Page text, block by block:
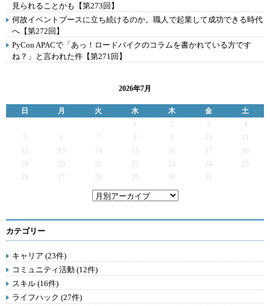
見られることかも【第273回】
何故イベントブースに立ち続けるのか。職人で起業して成功できる時代
へ【第272回】
PyCon APACで「あっ！ロードバイクのコラムを書かれている方です
ね？」と言われた件【第271回】
2026年7月
日 月 火 水 木 金
土
2 3
4
5
6 7 9
12
13 14 15 16 17
19
20 21 22 23 24
25
26
27 28 29 30 31
カテゴリー
キャリア (23件)
コミュニティ活動 (12件)
スキル (16件)
ライフハック (27件)